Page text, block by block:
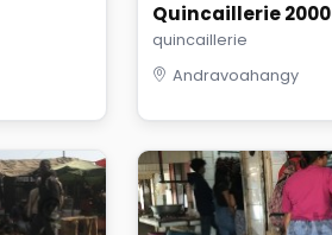
Quincaillerie 2000
quincaillerie
Andravoahangy